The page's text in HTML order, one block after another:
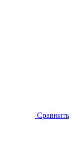
Сравнить